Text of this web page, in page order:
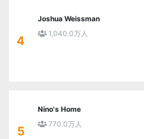
4
Joshua Weissman
1,040.0万人
5
Nino's Home
770.0万人